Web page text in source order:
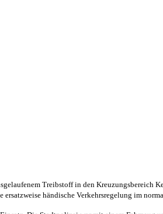
Treibstoff in den Kreuzungsbereich
händische Verkehrsregelung im